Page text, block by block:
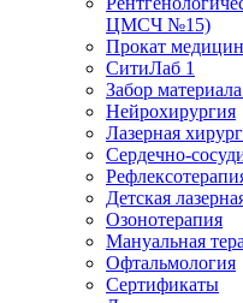
ЦМСЧ №15)
Прокат
СитиЛаб 1
Забор
Нейрохирургия
Лазерная
Сердечно-
Детская
Озонотерапия
Мануальная
Офтальмология
Сертификаты